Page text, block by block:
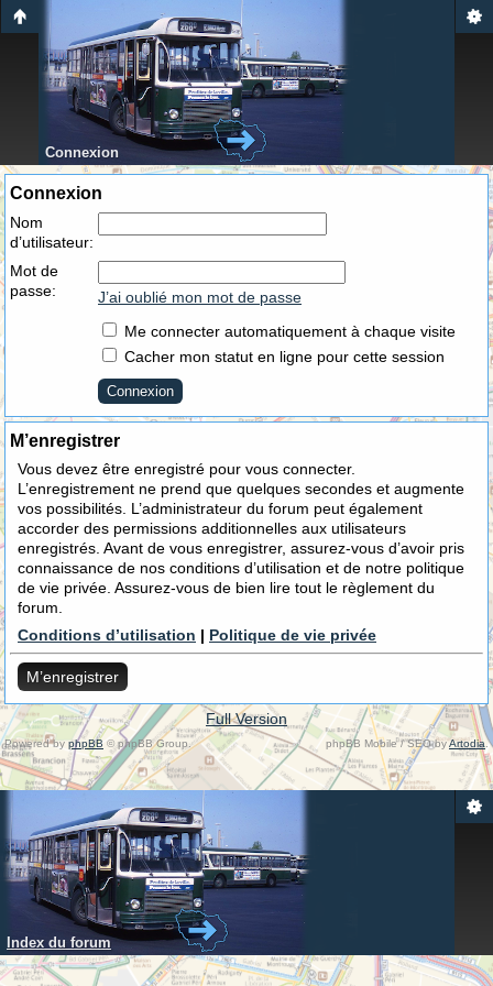
Connexion
Connexion
Nom
d’utilisateur:
Mot de
passe:
J’ai oublié mon mot de passe
Me connecter automatiquement à chaque visite
Cacher mon statut en ligne pour cette session
M’enregistrer
Vous devez être enregistré pour vous connecter.
L’enregistrement ne prend que quelques secondes et augmente
vos possibilités. L’administrateur du forum peut également
accorder des permissions additionnelles aux utilisateurs
enregistrés. Avant de vous enregistrer, assurez-vous d’avoir pris
connaissance de nos conditions d’utilisation et de notre politique
de vie privée. Assurez-vous de bien lire tout le règlement du
forum.
Conditions d’utilisation | Politique de vie privée
M’enregistrer
Full Version
Powered byphpBB © phpBB Group. phpBB Mobile / SEO byArtodia .
Index du forum